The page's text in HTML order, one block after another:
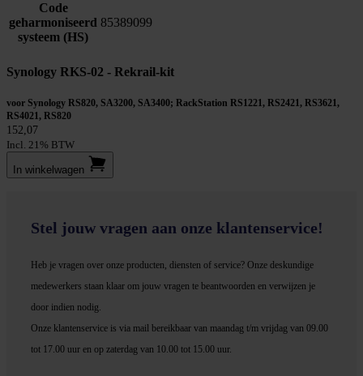
Code
geharmoniseerd
systeem (HS)
85389099
Synology RKS-02 - Rekrail-kit
voor Synology RS820, SA3200, SA3400; RackStation RS1221, RS2421, RS3621,
RS4021, RS820
152,07
Incl. 21% BTW
In winkel­wagen
Stel jouw vragen aan onze klantenservice!
Heb je vragen over onze producten, diensten of service? Onze deskundige
medewerkers staan klaar om jouw vragen te beantwoorden en verwijzen je
door indien nodig.
Onze klantenservice is via mail bereikbaar van maandag t/m vrijdag van 09.00
tot 17.00 uur en op zaterdag van 10.00 tot 15.00 uur.